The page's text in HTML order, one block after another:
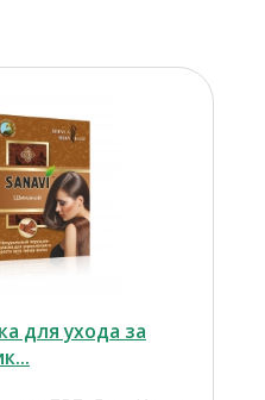
для ухода за